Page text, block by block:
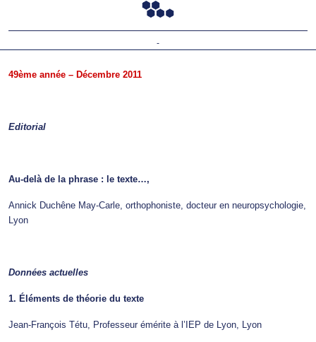
-
49ème année – Décembre 2011
Editorial
Au-delà de la phrase : le texte…,
Annick Duchêne May-Carle, orthophoniste, docteur en neuropsychologie,
Lyon
Données actuelles
1. Éléments de théorie du texte
Jean-François Tétu, Professeur émérite à l’IEP de Lyon, Lyon